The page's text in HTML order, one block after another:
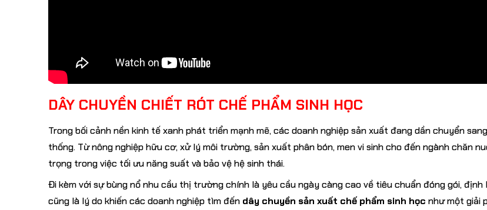
DÂY CHUYỀN CHIẾT RÓT CHẾ PHẨM SINH HỌC
Trong bối cảnh nền kinh tế xanh phát triển mạnh mẽ, các doanh nghiệp sản xuất đang dần chuyển
thống. Từ nông nghiệp hữu cơ, xử lý môi trường, sản xuất phân bón, men vi sinh cho đến ngành chăn
trọng trong việc tối ưu năng suất và bảo vệ hệ sinh thái.
Đi kèm với sự bùng nổ nhu cầu thị trường chính là yêu cầu ngày càng cao về tiêu chuẩn đóng gói,
cũng là lý do khiến các doanh nghiệp tìm đến dây chuyền sản xuất chế phẩm sinh học như một giải